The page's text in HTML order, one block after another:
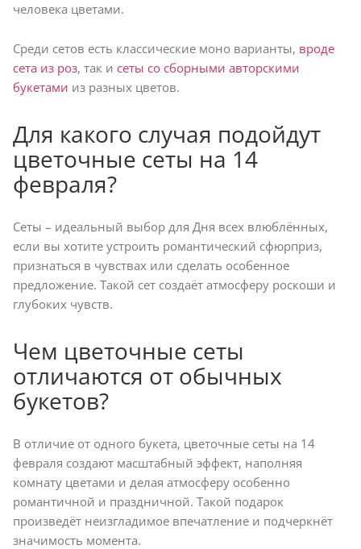
человека цветами.
Среди сетов есть классические моно варианты, вроде
сета из роз, так и сеты со сборными авторскими
букетами из разных цветов.
Для какого случая подойдут
цветочные сеты на 14
февраля?
Сеты – идеальный выбор для Дня всех влюблённых,
если вы хотите устроить романтический сфюрприз,
признаться в чувствах или сделать особенное
предложение. Такой сет создаёт атмосферу роскоши и
глубоких чувств.
Чем цветочные сеты
отличаются от обычных
букетов?
В отличие от одного букета, цветочные сеты на 14
февраля создают масштабный эффект, наполняя
комнату цветами и делая атмосферу особенно
романтичной и праздничной. Такой подарок
произведёт неизгладимое впечатление и подчеркнёт
значимость момента.